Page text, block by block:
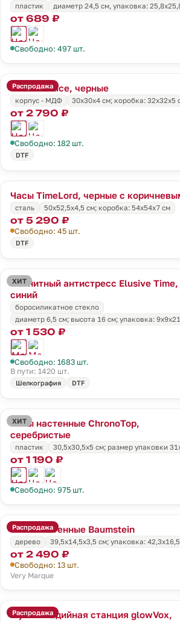
пластик
диаметр 24,5 см, упаковка:
от 689 ₽
Свободно: 497 шт.
Распродажа
Часы Wallice, черные
корпус - МДФ
30x30x4 cм; коробка: 32x32x5
от 2 790 ₽
Свободно: 182 шт.
DTF
Часы TimeLord, черные с
сталь
50x52,5x4,5 cм; коробка: 54x54x7 см
от 5 290 ₽
Свободно: 45 шт.
DTF
ХИТ
Магнитный антистресс Elusive Time,
синий
боросиликатное стекло
диаметр 6,5 см; высота 16 см; упаковка:
от 1 530 ₽
Свободно: 1683 шт.
В пути: 1420 шт.
Шелкография DTF
ХИТ
Часы настенные ChronoTop,
серебристые
пластик 30,5x30,5x5 см; размер упаковки
от 1 190 ₽
Свободно: 975 шт.
Распродажа
Часы настенные Baumstein
дерево
39,5х14,5х3,5 см; упаковка:
от 2 490 ₽
Свободно: 13 шт.
Very Marque
Распродажа
Мультимедийная станция glowVox,